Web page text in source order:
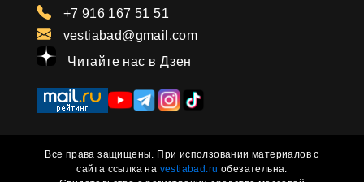
+7 916 167 51 51
vestiabad@gmail.com
Читайте нас в Дзен
Все права защищены. При исползовании материалов с
сайта ссылка на vestiabad.ru обезательна.